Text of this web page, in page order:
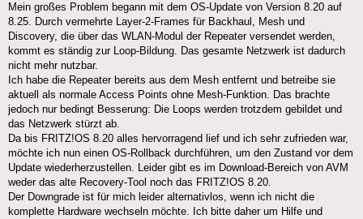
Mein großes Problem begann mit dem OS-Update von Version 8.20 auf
8.25. Durch vermehrte Layer-2-Frames für Backhaul, Mesh und
Discovery, die über das WLAN-Modul der Repeater versendet werden,
kommt es ständig zur Loop-Bildung. Das gesamte Netzwerk ist dadurch
nicht mehr nutzbar.
Ich habe die Repeater bereits aus dem Mesh entfernt und betreibe sie
aktuell als normale Access Points ohne Mesh-Funktion. Das brachte
jedoch nur bedingt Besserung: Die Loops werden trotzdem gebildet und
das Netzwerk stürzt ab.
Da bis FRITZ!OS 8.20 alles hervorragend lief und ich sehr zufrieden war,
möchte ich nun einen OS-Rollback durchführen, um den Zustand vor dem
Update wiederherzustellen. Leider gibt es im Download-Bereich von AVM
weder das alte Recovery-Tool noch das FRITZ!OS 8.20.
Der Downgrade ist für mich leider alternativlos, wenn ich nicht die
komplette Hardware wechseln möchte. Ich bitte daher um Hilfe und